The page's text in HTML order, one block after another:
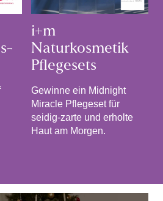
i+m
Naturkosmetik
Pflegesets
Gewinne ein Midnight
Miracle Pflegeset für
seidig-zarte und erholte
Haut am Morgen.